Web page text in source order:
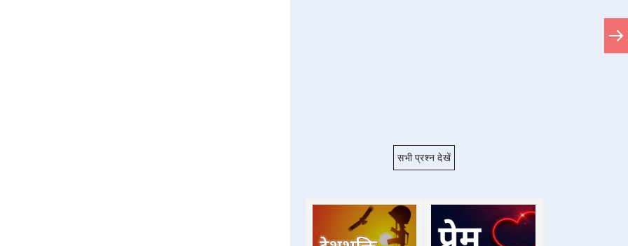
सभी प्रश्न देखें